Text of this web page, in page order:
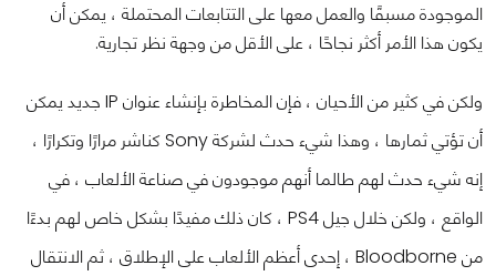
الموجودة مسبقًا والعمل معها على التتابعات المحتملة ، يمكن أن
يكون هذا الأمر أكثر نجاحًا ، على الأقل من وجهة نظر تجارية.
ولكن في كثير من الأحيان ، فإن المخاطرة بإنشاء عنوان IP جديد يمكن
أن تؤتي ثمارها ، وهذا شيء حدث لشركة Sony كناشر مرارًا وتكرارًا ،
إنه شيء حدث لهم طالما أنهم موجودون في صناعة الألعاب ، في
الواقع ، ولكن خلال جيل PS4 ، كان ذلك مفيدًا بشكل خاص لهم بدءًا
من Bloodborne ، إحدى أعظم الألعاب على الإطلاق ، ثم الانتقال